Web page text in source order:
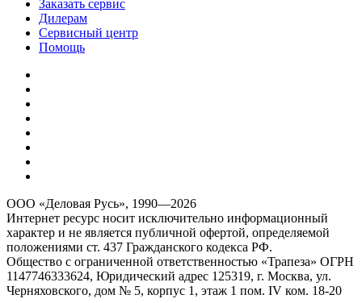
Заказать сервис
Дилерам
Сервисный центр
Помощь
ООО «Деловая Русь», 1990—2026
Интернет ресурс носит исключительно информационный
характер и не является публичной офертой, определяемой
положениями ст. 437 Гражданского кодекса РФ.
Общество с ограниченной ответственностью «Трапеза» ОГРН
1147746333624, Юридический адрес 125319, г. Москва, ул.
Черняховского, дом № 5, корпус 1, этаж 1 пом. IV ком. 18-20